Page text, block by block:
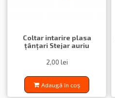
Coltar intarire plasa
țânțari Stejar auriu
2,00 lei
Adaugă în coș